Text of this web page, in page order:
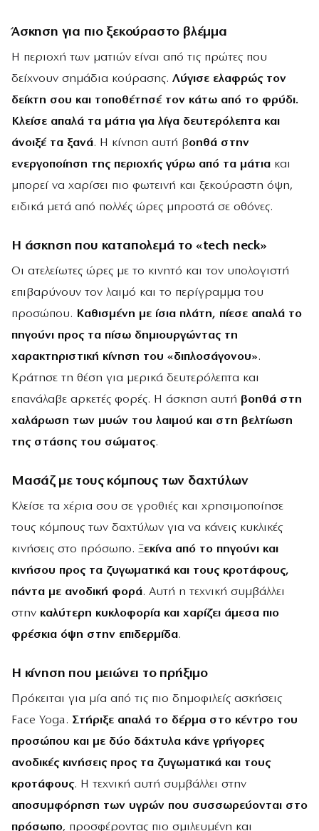
Άσκηση για πιο ξεκούραστο βλέμμα
Η περιοχή των ματιών είναι από τις πρώτες που
δείχνουν σημάδια κούρασης. Λύγισε ελαφρώς τον
δείκτη σου και τοποθέτησέ τον κάτω από το φρύδι.
Κλείσε απαλά τα μάτια για λίγα δευτερόλεπτα και
άνοιξέ τα ξανά. Η κίνηση αυτή βοηθά στην
ενεργοποίηση της περιοχής γύρω από τα μάτια και
μπορεί να χαρίσει πιο φωτεινή και ξεκούραστη όψη,
ειδικά μετά από πολλές ώρες μπροστά σε οθόνες.
Η άσκηση που καταπολεμά το «tech neck»
Οι ατελείωτες ώρες με το κινητό και τον υπολογιστή
επιβαρύνουν τον λαιμό και το περίγραμμα του
προσώπου. Καθισμένη με ίσια πλάτη, πίεσε απαλά το
πηγούνι προς τα πίσω δημιουργώντας τη
χαρακτηριστική κίνηση του «διπλοσάγονου».
Κράτησε τη θέση για μερικά δευτερόλεπτα και
επανάλαβε αρκετές φορές. Η άσκηση αυτή βοηθά στη
χαλάρωση των μυών του λαιμού και στη βελτίωση
της στάσης του σώματος.
Μασάζ με τους κόμπους των δαχτύλων
Κλείσε τα χέρια σου σε γροθιές και χρησιμοποίησε
τους κόμπους των δαχτύλων για να κάνεις κυκλικές
κινήσεις στο πρόσωπο. Ξεκίνα από το πηγούνι και
κινήσου προς τα ζυγωματικά και τους κροτάφους,
πάντα με ανοδική φορά. Αυτή η τεχνική συμβάλλει
στην καλύτερη κυκλοφορία και χαρίζει άμεσα πιο
φρέσκια όψη στην επιδερμίδα.
Η κίνηση που μειώνει το πρήξιμο
Πρόκειται για μία από τις πιο δημοφιλείς ασκήσεις
Face Yoga. Στήριξε απαλά το δέρμα στο κέντρο του
προσώπου και με δύο δάχτυλα κάνε γρήγορες
ανοδικές κινήσεις προς τα ζυγωματικά και τους
κροτάφους. Η τεχνική αυτή συμβάλλει στην
αποσυμφόρηση των υγρών που συσσωρεύονται στο
πρόσωπο, προσφέροντας πιο σμιλευμένη και